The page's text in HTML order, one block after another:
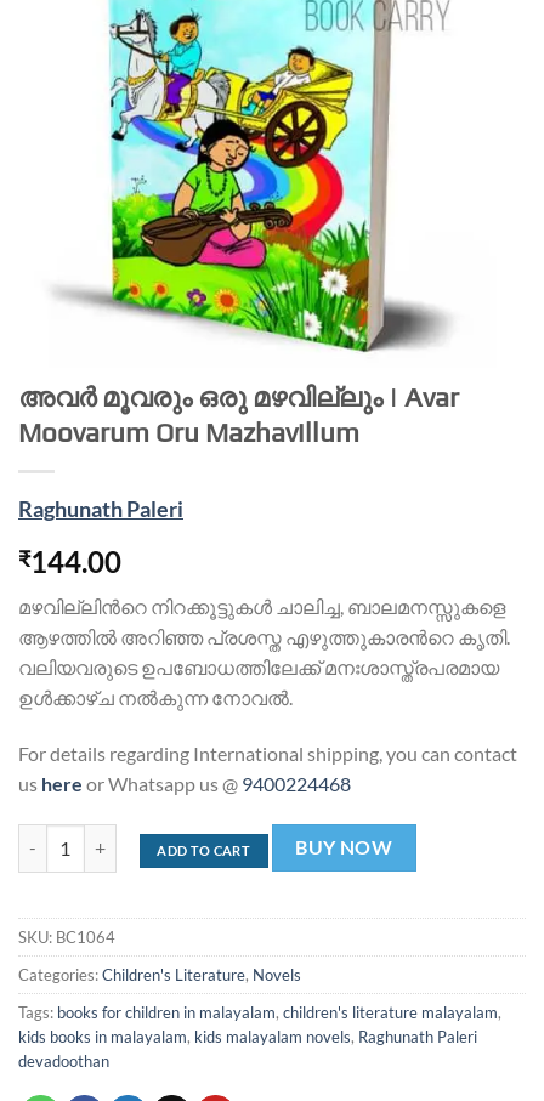
അവര്‍ മൂവരും ഒരു മഴവില്ലും | Avar
Moovarum Oru Mazhavillum
Raghunath Paleri
₹144.00
മഴവില്ലിന്‍റെ നിറക്കൂട്ടുകള്‍ ചാലിച്ച, ബാലമനസ്സുകളെ
ആഴത്തില്‍ അറിഞ്ഞ പ്രശസ്ത എഴുത്തുകാരന്‍റെ കൃതി.
വലിയവരുടെ ഉപബോധത്തിലേക്ക് മനഃശാസ്ത്രപരമായ
ഉള്‍ക്കാഴ്ച നല്‍കുന്ന നോവല്‍.
For details regarding International shipping, you can contact
us here or Whatsapp us @ 9400224468
അവര്‍ മൂവരും ഒരു മഴവില്ലും | Avar Moovarum Oru Mazhavillum
ADD TO CART BUY NOW
SKU: BC1064
Categories:Children's Literature, Novels
Tags: books for children in malayalam, children's literature malayalam,
kids books in malayalam, kids malayalam novels, Raghunath Paleri
devadoothan